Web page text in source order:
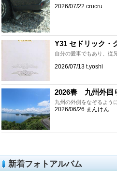
2026/07/22 crucru
Y31 セドリック・
自分の愛車でもあり、従
2026/07/13 t.yoshi
2026春 九州外
九州の外側をなぞるよう
2026/06/26 まんけん
新着フォトアルバム